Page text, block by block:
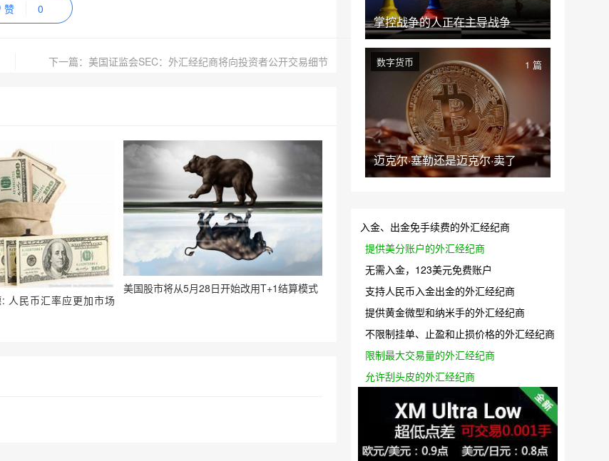
赞 0
下一篇：美国证监会SEC：外汇经纪商将向投资者公开交易细节
人民币汇率应更加市场
美国股市将从5月28日开始改用T+1结算模式
掌控战争的人正在主导战争
迈克尔·塞勒还是迈克尔·卖了
数字货币 1 篇
入金、出金免手续费的外汇经纪商
提供美分账户的外汇经纪商
无需入金，123美元免费账户
支持人民币入金出金的外汇经纪商
提供黄金微型和纳米手的外汇经纪商
不限制挂单、止盈和止损价格的外汇经纪商
限制最大交易量的外汇经纪商
允许刮头皮的外汇经纪商